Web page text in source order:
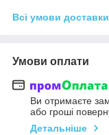
Всі умови доставки
Умови оплати
Ви отримаєте
або гроші
Детальніше